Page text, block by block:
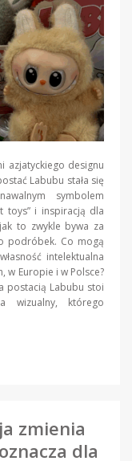
azjatyckiego designu
Labubu stała się
symbolem
toys” i inspiracją dla
to zwykle bywa za
podróbek. Co mogą
intelektualna
w Europie i w Polsce?
postacią Labubu stoi
wizualny, którego
zmienia
dla